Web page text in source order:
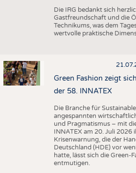
Die IRG bedankt sich
Gastfreundschaft und die
Technikums, was dem
wertvolle praktische
Green Fashion zeigt
der 58. INNATEX
Die Branche für
angespannten
und Pragmatismus – mit
INNATEX am 20. Juli 2026
Krisenwarnung, die der
Deutschland (HDE) vor
hatte, lässt sich die
entmutigen.